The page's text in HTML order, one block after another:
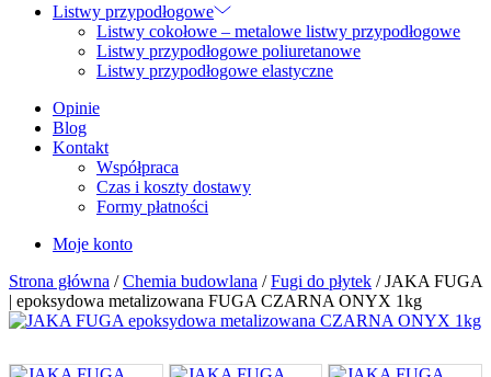
Listwy przypodłogowe
Listwy cokołowe – metalowe listwy przypodłogowe
Listwy przypodłogowe poliuretanowe
Listwy przypodłogowe elastyczne
Opinie
Blog
Kontakt
Współpraca
Czas i koszty dostawy
Formy płatności
Moje konto
Strona główna /Chemia budowlana /Fugi do płytek / JAKA FUGA
| epoksydowa metalizowana FUGA CZARNA ONYX 1kg